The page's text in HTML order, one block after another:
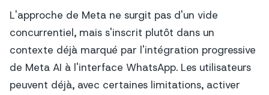
L'approche de Meta ne surgit pas d'un vide
concurrentiel, mais s'inscrit plutôt dans un
contexte déjà marqué par l'intégration progressive
de Meta AI à l'interface WhatsApp. Les utilisateurs
peuvent déjà, avec certaines limitations, activer